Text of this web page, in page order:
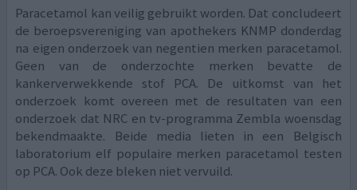
Paracetamol kan veilig gebruikt worden. Dat concludeert
de beroepsvereniging van apothekers KNMP donderdag
na eigen onderzoek van negentien merken paracetamol.
Geen van de onderzochte merken bevatte de
kankerverwekkende stof PCA. De uitkomst van het
onderzoek komt overeen met de resultaten van een
onderzoek dat NRC en tv-programma Zembla woensdag
bekendmaakte. Beide media lieten in een Belgisch
laboratorium elf populaire merken paracetamol testen
op PCA. Ook deze bleken niet vervuild.